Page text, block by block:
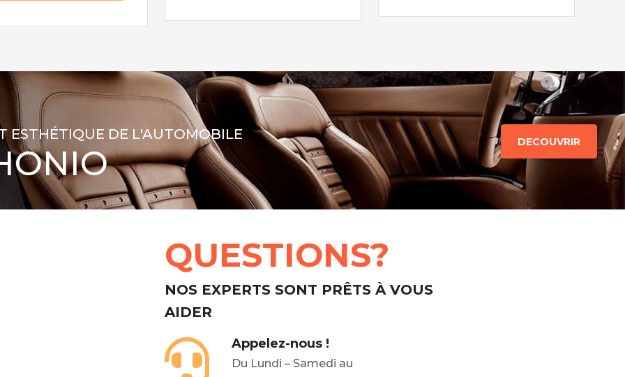
ESTHÉTIQUE DE L'AUTOMOBILE DECOUVRIR
QUESTIONS?
NOS EXPERTS SONT PRÊTS À VOUS
AIDER
Appelez-nous !
Du Lundi – Samedi au